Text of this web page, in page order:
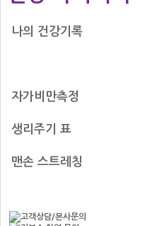
나의 건강기록
자가비만측정
생리주기 표
맨손 스트레칭